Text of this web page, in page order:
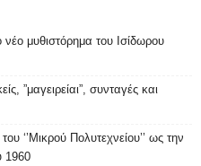
μυθιστόρημα του Ισίδωρου
”μαγειρείαι”, συνταγές και
‘’Μικρού Πολυτεχνείου’’ ως την
1960